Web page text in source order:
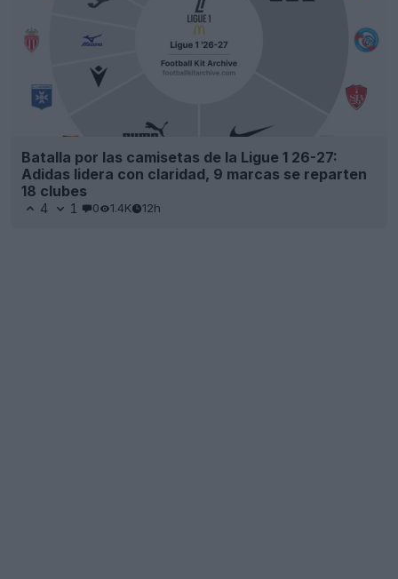
Batalla por las camisetas de la Ligue 1 26-27:
Adidas lidera con claridad, 9 marcas se reparten
18 clubes
4 1 0 1.4K 12h